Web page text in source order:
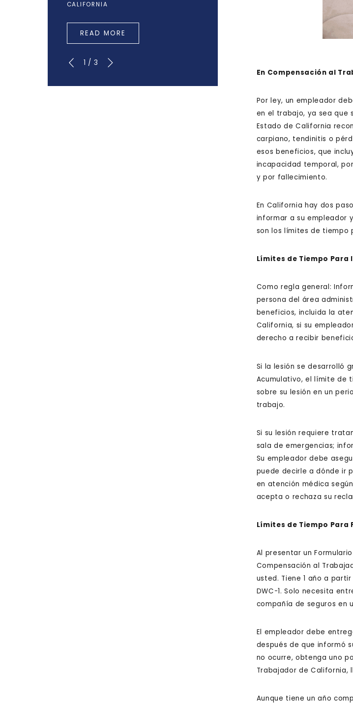
En Compensación al
Por ley, un empleador
en el trabajo, ya sea que
Estado de California
carpiano, tendinitis o
esos beneficios, que
incapacidad temporal,
y por fallecimiento.
En California hay dos
informar a su empleador
son los límites de tiempo
Límites de Tiempo Para
Como regla general:
persona del área
beneficios, incluida la
California, si su
derecho a recibir
Si la lesión se desarrolló
Acumulativo, el límite de
sobre su lesión en un
trabajo.
Si su lesión requiere
sala de emergencias;
Su empleador debe
puede decirle a dónde ir
en atención médica
acepta o rechaza su
Límites de Tiempo Para
Al presentar un
Compensación al
usted. Tiene 1 año a
DWC-1. Solo necesita
compañía de seguros en
El empleador debe
después de que informó
no ocurre, obtenga uno
Trabajador de California,
Aunque tiene un año
CALIFORNIA
READ MORE
1 / 3